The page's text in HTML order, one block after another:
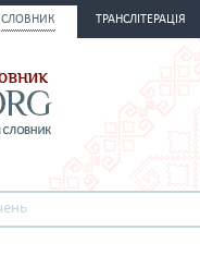
СЛОВНИК ТРАНСЛІТЕРАЦІЯ